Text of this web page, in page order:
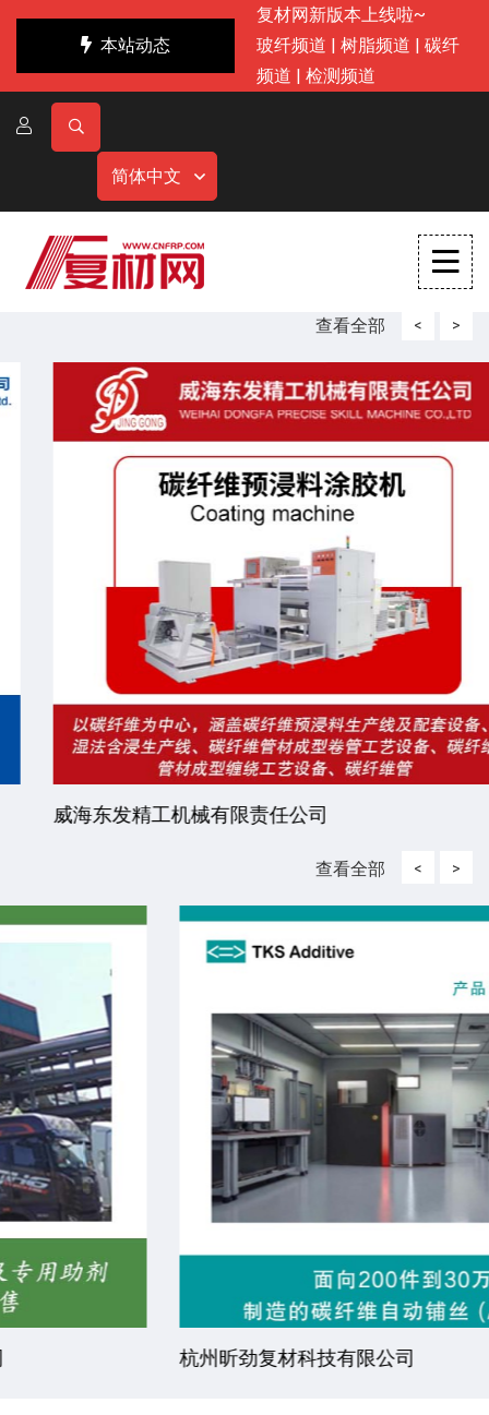
本站动态
复材网新版本上线啦~
玻纤频道 | 树脂频道 | 碳纤
频道 | 检测频道
简体中文
查看全部 <
威海东发精工机械有限责任公司
>
查看全部 <
杭州昕劲复材科技有限公司
>